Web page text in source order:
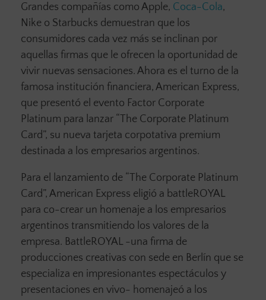
Grandes compañías como Apple, Coca-Cola,
Nike o Starbucks demuestran que los
consumidores cada vez más se inclinan por
aquellas firmas que le ofrecen la oportunidad de
vivir nuevas sensaciones. Ahora es el turno de la
famosa institución financiera, American Express,
que presentó el evento Factor Corporate
Platinum para lanzar “The Corporate Platinum
Card”, su nueva tarjeta corpotativa premium
destinada a los empresarios argentinos.
Para el lanzamiento de “The Corporate Platinum
Card”, American Express eligió a battleROYAL
para co-crear un homenaje a los empresarios
argentinos transmitiendo los valores de la
empresa. BattleROYAL -una firma de
producciones creativas con sede en Berlín que se
especializa en impresionantes espectáculos y
presentaciones en vivo- homenajeó a los